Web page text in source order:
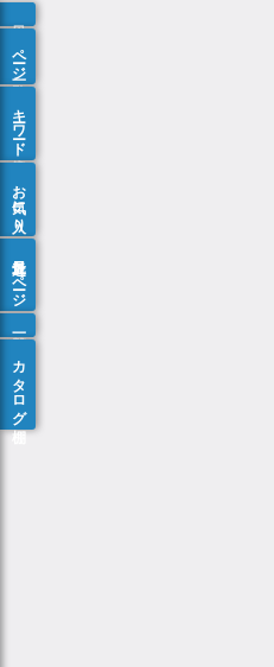
ページ一覧
キーワード検索
お気に入り
最近見たページ
カタログ棚